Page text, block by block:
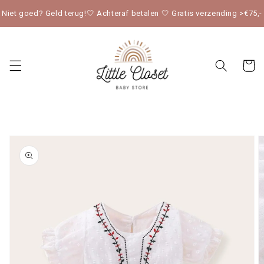
Niet goed? Geld terug!🤍 Achteraf betalen 🤍 Gratis verzending >€75,-
naar de